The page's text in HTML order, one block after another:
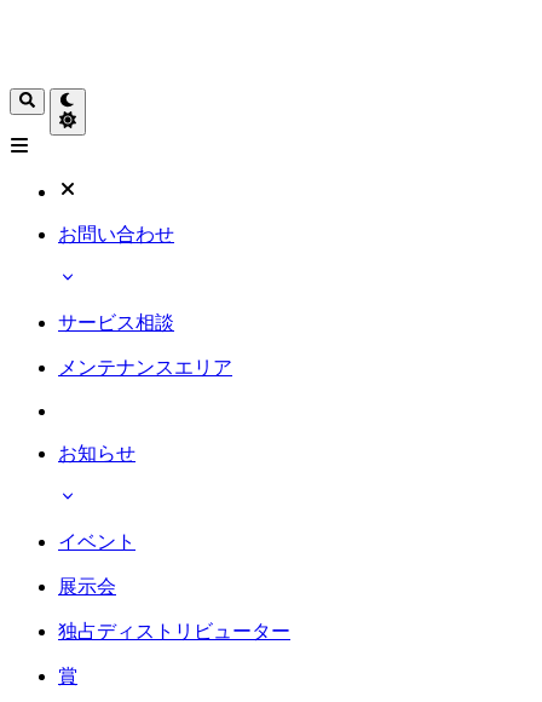
お問い合わせ
サービス相談
メンテナンスエリア
お知らせ
イベント
展示会
独占ディストリビューター
賞